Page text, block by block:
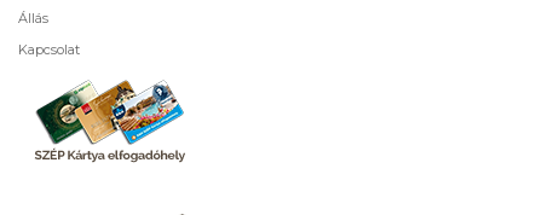
Állás
Kapcsolat